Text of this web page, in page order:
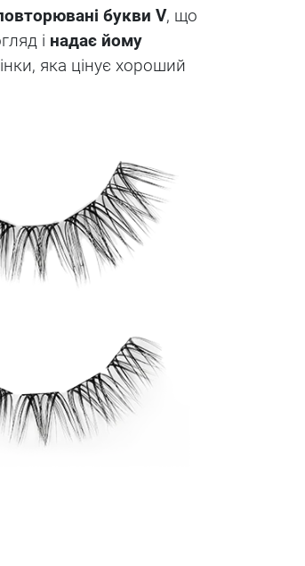
букви V, що
і надає йому
яка цінує хороший